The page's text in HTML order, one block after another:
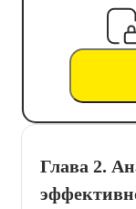
Глава 2.